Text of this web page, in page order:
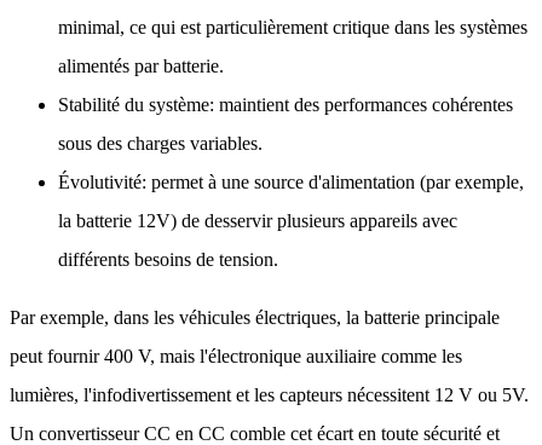
minimal, ce qui est particulièrement critique dans les systèmes
alimentés par batterie.
Stabilité du système: maintient des performances cohérentes
sous des charges variables.
Évolutivité: permet à une source d'alimentation (par exemple,
la batterie 12V) de desservir plusieurs appareils avec
différents besoins de tension.
Par exemple, dans les véhicules électriques, la batterie principale
peut fournir 400 V, mais l'électronique auxiliaire comme les
lumières, l'infodivertissement et les capteurs nécessitent 12 V ou 5V.
Un convertisseur CC en CC comble cet écart en toute sécurité et